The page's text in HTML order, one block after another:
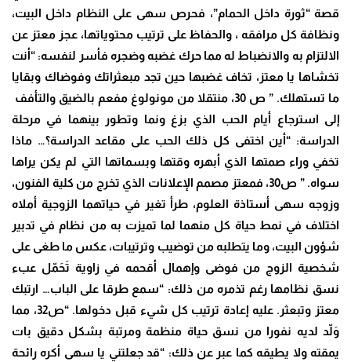
قصة “ثورة داخل الحمام”، فحرص سهى على النظام داخل البيت،
ونظافة كل مرافقه ، والحفاظ على ترتيب محتوياتها، عجز معتز عن
الالتزام به والانضباط له مما حرك غضبه وضجره فأسر لنفسه: “أنت
تخشاها يا معتز، تخاف غضبها حين تجد مبعثراتك وفوضاك وبقايا
ما تستهلك. ” ص 30، منتقلا من مونولوغ مفعم بالضيق والتأفف
إلى استرجاع أيام الحب الذي بزغ ونما وتطور بينهما في مرحلة
الدراسة: “أين اختفى كل ذلك الحب على مقاعد الدراسة؟… ماذا
تخفي وراء صمتها الذي أبهره وقتها وبسماتها التي لم يكن يراها
سواه. ” ص30، فمعتز مصمم الإعلانات الذي تخرج من كلية الفنون،
وزوجه سهى أستاذة العلوم، طرأ تغير في حياتهما الزوجية أملاه
اختلاف في نمط حياة كل منهما لما تميزت به من نظام في تدبير
شؤون البيت، وما يتطلبه من توضيب وترتيبات، عكس ما طغى على
شخصية الزوج من فوضى وإهمال أقحمه في زاوية تَحَمّل عبء
نسق نظامها رغم تذمره من ذلك: “سمع طرقا على الباب… ارتبك
معتز وتبعثر. عليه إعادة ترتيب كل شيء قبل دخولها. “ص32، مما
وَلّد لديه نفورا من نسق حياة منظمة ومرتبة بشكل دقيق بات
يمقته ولا يطيقه كما عبر عن ذلك: “قد جعلتني يا سهى أكره رائحة